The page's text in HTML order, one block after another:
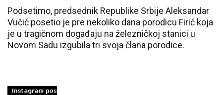
Podsetimo, predsednik Republike Srbije Aleksandar
Vučić posetio je pre nekoliko dana porodicu Firić koja
je u tragičnom događaju na železničkoj stanici u
Novom Sadu izgubila tri svoja člana porodice.